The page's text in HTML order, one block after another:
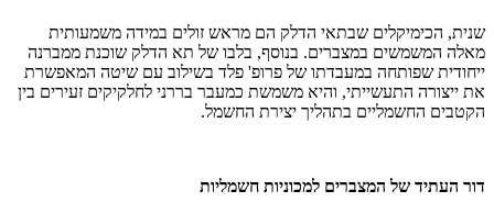
שנית, הכימיקלים שבתאי הדלק הם מראש זולים במידה משמעותית
מאלה המשמשים במצברים. בנוסף, בלבו של תא הדלק שוכנת ממברנה
ייחודית שפותחה במעבדתו של פרופ' פלד בשילוב עם שיטה המאפשרת
את ייצורה התעשייתי, והיא משמשת כמעבר בררני לחלקיקים זעירים בין
הקטבים החשמליים בתהליך יצירת החשמל.
דור העתיד של המצברים למכוניות חשמליות